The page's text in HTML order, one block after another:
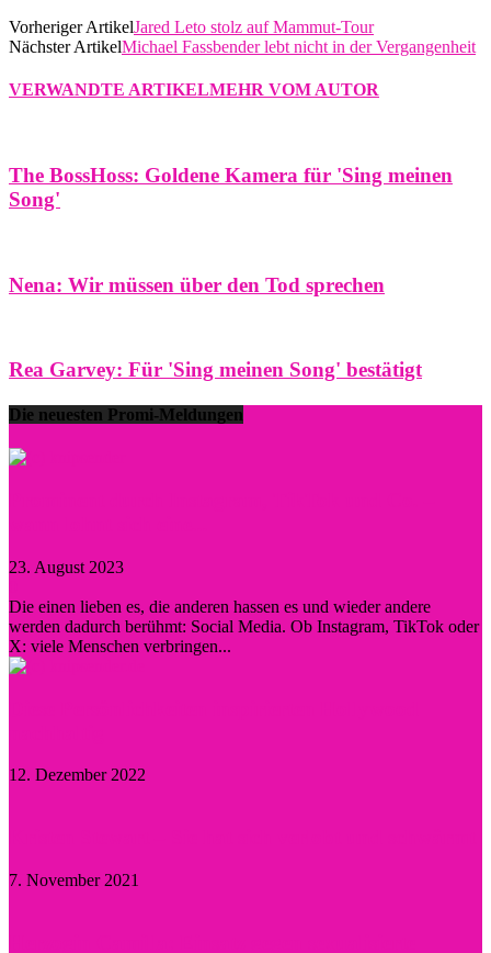
Vorheriger ArtikelJared Leto stolz auf Mammut-Tour
Nächster ArtikelMichael Fassbender lebt nicht in der Vergangenheit
VERWANDTE ARTIKELMEHR VOM AUTOR
The BossHoss: Goldene Kamera für 'Sing meinen
Song'
Nena: Wir müssen über den Tod sprechen
Rea Garvey: Für 'Sing meinen Song' bestätigt
Die neuesten Promi-Meldungen
23. August 2023
Die einen lieben es, die anderen hassen es und wieder andere
werden dadurch berühmt: Social Media. Ob Instagram, TikTok oder
X: viele Menschen verbringen...
12. Dezember 2022
7. November 2021